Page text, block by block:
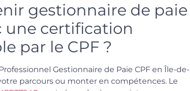
gestionnaire de paie
une certification
par le CPF ?
Gestionnaire de Paie CPF en Île-de-
parcours ou monter en compétences. Le